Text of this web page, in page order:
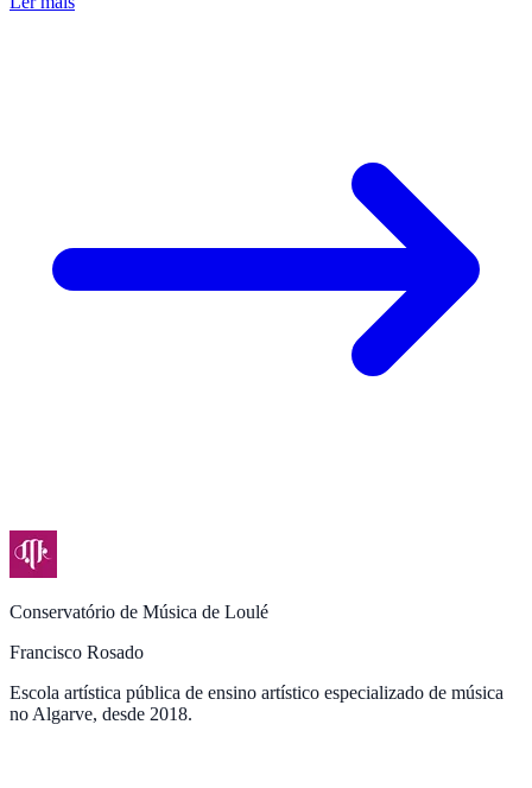
Conservatório de Música de Loulé
Francisco Rosado
Escola artística pública de ensino artístico especializado de música
no Algarve, desde 2018.